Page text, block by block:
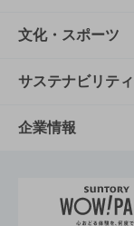
商品一覧
商品発売情報
栄養成分一覧
知る・楽しむ
キャンペーン
工場見学
地域情報
文化・スポーツ
文化・スポー
サントリーホー
サントリーサ
サステナビリティ
サステナビリ
サントリーが
企業情報
企業概要